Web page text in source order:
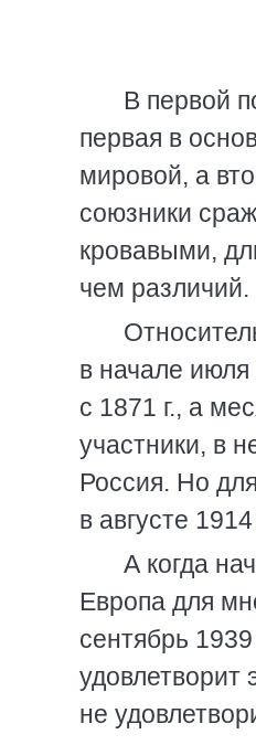
В первой
первая в
мировой, а
союзники
кровавыми,
чем различий.
в начале
с 1871 г., а
участники, в
Россия. Но
в августе
А когда
Европа для
сентябрь
удовлетворит
не